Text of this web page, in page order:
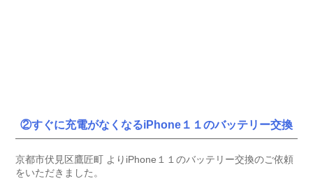
②すぐに充電がなくなるiPhone１１のバッテリー交換
京都市伏見区鷹匠町 よりiPhone１１のバッテリー交換のご依頼
をいただきました。